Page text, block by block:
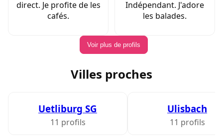
direct. Je profite de les
cafés.
Indépendant. J'adore
les balades.
Voir plus de profils
Villes proches
Uetliburg SG
11 profils
Ulisbach
11 profils